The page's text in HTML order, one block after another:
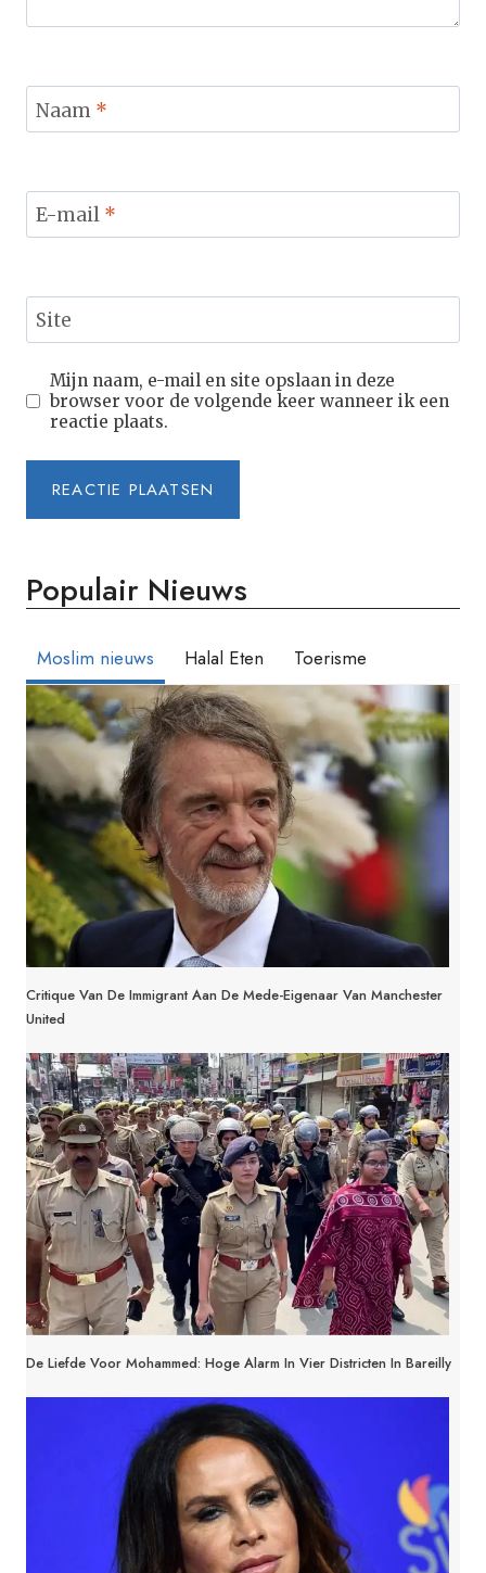
Naam *
E-mail *
Site
Mijn naam, e-mail en site opslaan in deze
browser voor de volgende keer wanneer ik een
reactie plaats.
Populair Nieuws
Moslim nieuws Halal Eten Toerisme
Critique Van De Immigrant Aan De Mede-Eigenaar Van Manchester
United
De Liefde Voor Mohammed: Hoge Alarm In Vier Districten In Bareilly